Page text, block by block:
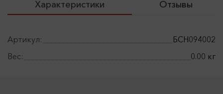
Характеристики Отзывы
Артикул:
БСН094002
Вес:
0.00 кг